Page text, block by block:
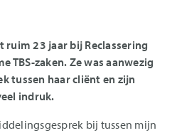
ruim 23 jaar bij Reclassering
TBS-zaken. Ze was aanwezig
tussen haar cliënt en zijn
indruk.
bij tussen mijn